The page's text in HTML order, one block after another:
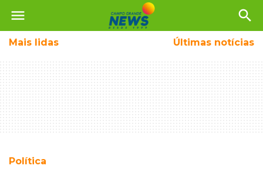
menu search
Mais lidas Últimas notícias
Política